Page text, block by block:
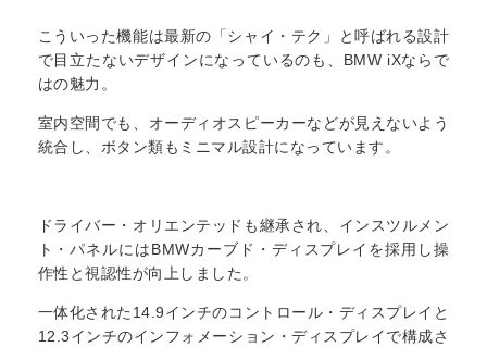
こういった機能は最新の「シャイ・テク」と呼ばれる設計
で目立たないデザインになっているのも、BMW iXならで
はの魅力。
室内空間でも、オーディオスピーカーなどが見えないよう
統合し、ボタン類もミニマル設計になっています。
ドライバー・オリエンテッドも継承され、インスツルメン
ト・パネルにはBMWカーブド・ディスプレイを採用し操
作性と視認性が向上しました。
一体化された14.9インチのコントロール・ディスプレイと
12.3インチのインフォメーション・ディスプレイで構成さ